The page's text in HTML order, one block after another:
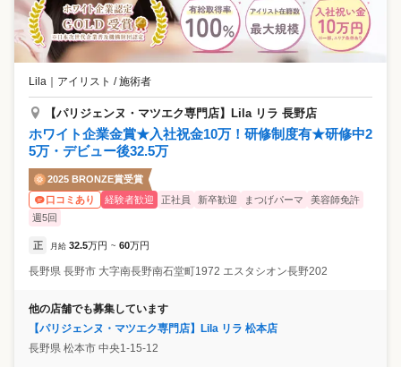
Lila アイリスト / 施術者
【パリジェンヌ・マツエク専門店】Lila リラ 長野店
ホワイト企業金賞★入社祝金10万！研修制度有★研修中2
5万・デビュー後32.5万
2025 BRONZE賞受賞
口コミあり
経験者歓迎 正社員 新卒歓迎 まつげパーマ
美容師免許
週5回
正 月給 32.5万円 ~ 60万円
長野県 長野市 大字南長野南石堂町1972 エスタシオン長野202
他の店舗でも募集しています
【パリジェンヌ・マツエク専門店】Lila リラ 松本店
長野県 松本市 中央1-15-12